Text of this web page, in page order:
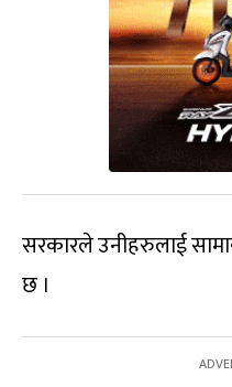
सरकारले उनीहरुलाई
छ ।